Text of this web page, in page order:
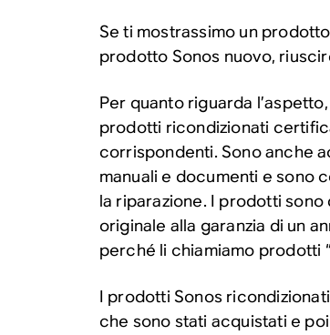
Se ti mostrassimo un
prodotto Sonos nuovo,
Per quanto riguarda
prodotti ricondizionati
corrispondenti. Sono anche
manuali e documenti e sono
la riparazione. I prodotti
originale alla garanzia di un
perché li chiamiamo prodotti
I prodotti Sonos
che sono stati acquistati e